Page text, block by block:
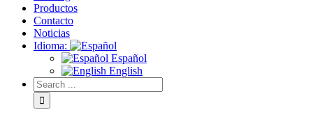
Productos
Contacto
Noticias
Idioma:
Español
English